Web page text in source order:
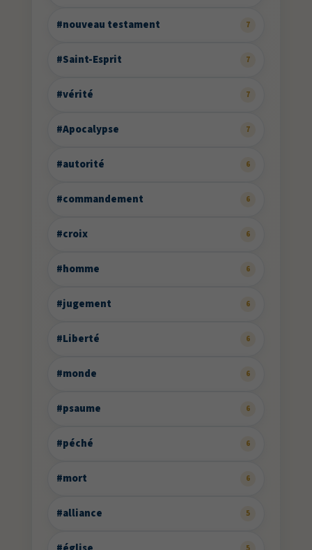
#nouveau testament 7
#Saint-Esprit 7
#vérité 7
#Apocalypse 7
#autorité 6
#commandement 6
#croix 6
#homme 6
#jugement 6
#Liberté 6
#monde 6
#psaume 6
#péché 6
#mort 6
#alliance 5